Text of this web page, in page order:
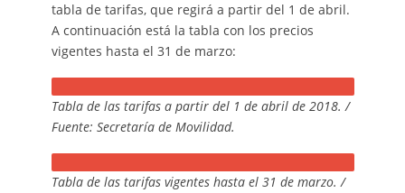
tabla de tarifas, que regirá a partir del 1 de abril.
A continuación está la tabla con los precios
vigentes hasta el 31 de marzo:
Tabla de las tarifas a partir del 1 de abril de 2018. /
Fuente: Secretaría de Movilidad.
Tabla de las tarifas vigentes hasta el 31 de marzo. /